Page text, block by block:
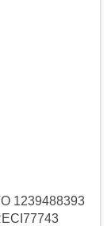
1239488393